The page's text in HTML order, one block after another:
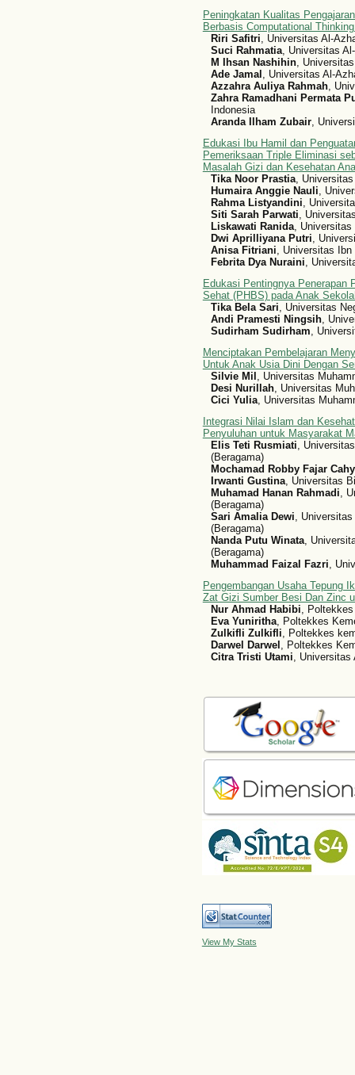
Peningkatan Kualitas
Berbasis Computational
Riri Safitri , Universitas Al-
Suci Rahmatia, Universitas
M Ihsan Nashihin,
Ade Jamal , Universitas Al-
Azzahra Auliya Rahmah,
Zahra Ramadhani Permata
Indonesia
Aranda Ilham Zubair,
Edukasi Ibu Hamil dan
Pemeriksaan Triple Eliminasi
Masalah Gizi dan Kesehatan
Tika Noor Prastia,
Humaira Anggie Nauli ,
Rahma Listyandini ,
Siti Sarah Parwati ,
Liskawati Ranida, Universitas
Dwi Aprilliyana Putri ,
Anisa Fitriani , Universitas
Febrita Dya Nuraini ,
Edukasi Pentingnya Penerapan
Sehat (PHBS) pada Anak
Tika Bela Sari , Universitas
Andi Pramesti Ningsih,
Sudirham Sudirham ,
Menciptakan Pembelajaran
Untuk Anak Usia Dini Dengan
Silvie Mil , Universitas
Desi Nurillah, Universitas
Cici Yulia, Universitas
Integrasi Nilai Islam dan
Penyuluhan untuk Masyarakat
Elis Teti Rusmiati ,
(Beragama)
Mochamad Robby Fajar
Irwanti Gustina, Universitas
Muhamad Hanan Rahmadi ,
(Beragama)
Sari Amalia Dewi ,
(Beragama)
Nanda Putu Winata,
(Beragama)
Muhammad Faizal Fazri ,
Pengembangan Usaha Tepung
Zat Gizi Sumber Besi Dan Zinc
Nur Ahmad Habibi ,
Eva Yuniritha, Poltekkes
Zulkifli Zulkifli , Poltekkes
Darwel Darwel , Poltekkes
Citra Tristi Utami ,
View My Stats